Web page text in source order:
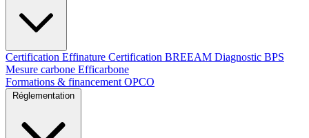
Certification Effinature Certification BREEAM Diagnostic BPS
Mesure carbone Efficarbone
Formations & financement OPCO
Réglementation